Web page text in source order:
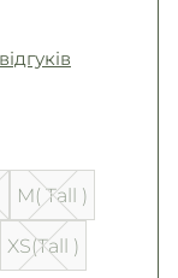
M( Tall )
XS(Tall )